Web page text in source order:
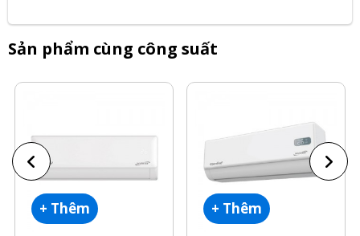
Sản phẩm cùng công suất
+ Thêm + Thêm